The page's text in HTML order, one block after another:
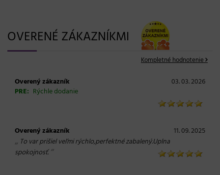
OVERENÉ ZÁKAZNÍKMI
Kompletné hodnotenie
Overený zákazník
03. 03. 2026
PRE: Rýchle dodanie
Overený zákazník 11. 09. 2025
„ To var prišiel veľmi rýchlo,perfektné zabalený.Uplna
spokojnosť.“